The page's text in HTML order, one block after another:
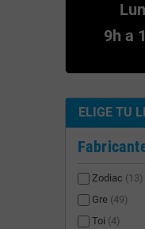
9h a
ELIGE TU
Zodiac (13)
Gre (49)
Toi (4)